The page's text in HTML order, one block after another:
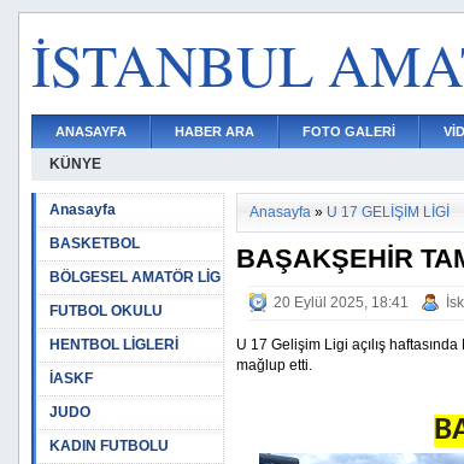
İSTANBUL
ANASAYFA HABER ARA FOTO GALERİ
KÜNYE
Anasayfa
BASKETBOL
BÖLGESEL AMATÖR LİG
FUTBOL OKULU
HENTBOL LİGLERİ
İASKF
JUDO
KADIN FUTBOLU
Anasayfa » U 17 GELİŞİM LİGİ
BAŞAKŞEHİR
20 Eylül 2025, 18:41
U 17 Gelişim Ligi açılış
mağlup etti.